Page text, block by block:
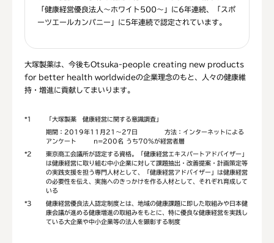
「健康経営優良法人～ホワイト500～」に6年連続、「スポ
ーツエールカンパニー」に5年連続で認定されています。
大塚製薬は、今後もOtsuka-people creating new products
for better health worldwideの企業理念のもと、人々の健康維
持・増進に貢献してまいります。
*1 「大塚製薬 健康経営に関する意識調査」
期間：2019年11月21～27日 方法：インターネットによる
アンケート n=200名 うち70%が経営者層
*2
東京商工会議所が認定する資格。「健康経営エキスパートアドバイザー」
は健康経営に取り組む中小企業に対して課題抽出・改善提案・計画策定等
の実践支援を担う専門人材として、「健康経営アドバイザー」は健康経営
の必要性を伝え、実施へのきっかけを作る人材として、それぞれ育成して
いる
*3
健康経営優良法人認定制度とは、地域の健康課題に即した取組みや日本健
康会議が進める健康増進の取組みをもとに、特に優良な健康経営を実践し
ている大企業や中小企業等の法人を顕彰する制度